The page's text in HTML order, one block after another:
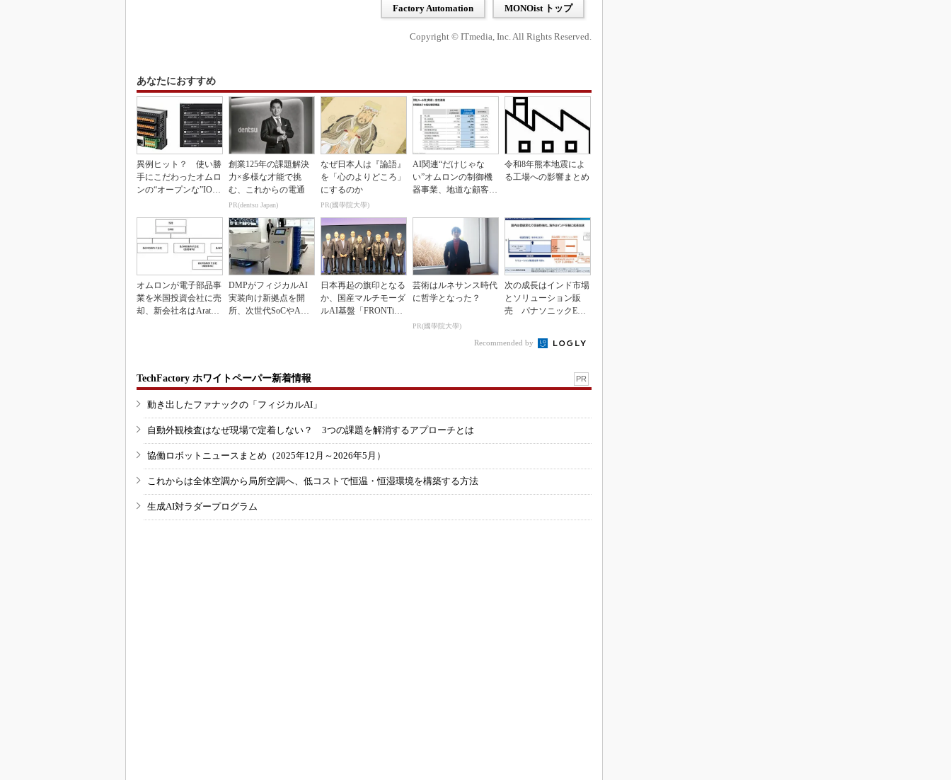
Factory Automation MONOist トップ
Copyright © ITmedia, Inc. All Rights Reserved.
あなたにおすすめ
異例ヒット？ 使い勝
手にこだわったオムロ
ンの“オープンな”IO-L
創業125年の課題解決
力×多様な才能で挑
む、これからの電通
PR(dentsu Japan)
なぜ日本人は『論語』
を「心のよりどころ」
にするのか
PR(國學院大學)
AI関連“だけじゃな
い”オムロンの制御機
器事業、地道な顧客基
令和8年熊本地震によ
る工場への影響まとめ
オムロンが電子部品事
業を米国投資会社に売
却、新会社名はAratas
DMPがフィジカルAI
実装向け新拠点を開
所、次世代SoCやAM
日本再起の旗印となる
か、国産マルチモーダ
ルAI基盤「FRONTi
芸術はルネサンス時代
に哲学となった？
PR(國學院大學)
次の成長はインド市場
とソリューション販
売 パナソニックEW
Recommended by
TechFactory ホワイトペーパー新着情報 PR
動き出したファナックの「フィジカルAI」
自動外観検査はなぜ現場で定着しない？ 3つの課題を解消するアプローチとは
協働ロボットニュースまとめ（2025年12月～2026年5月）
これからは全体空調から局所空調へ、低コストで恒温・恒湿環境を構築する方法
生成AI対ラダープログラム